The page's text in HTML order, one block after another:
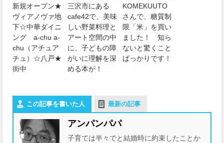
新規オープン★
ヴィアノヴァ地
下☆中華ダイニ
ング a-chu a-
chu（アチュア
チュ）☆八戸★
街中
三沢市にある
cafe42で、美味
しい野菜料理と
アート空間の中
に、子どもの障
がいに理解を深
める本が！
KOMEKUUTO
さんで、糖質制
限「米」を買い
ました！ 知ら
ないと驚くこと
ばっかりです！
この記事を書いた人 最新の記事
アンパンパパ
子育ては半々でと結婚時に約束したことか